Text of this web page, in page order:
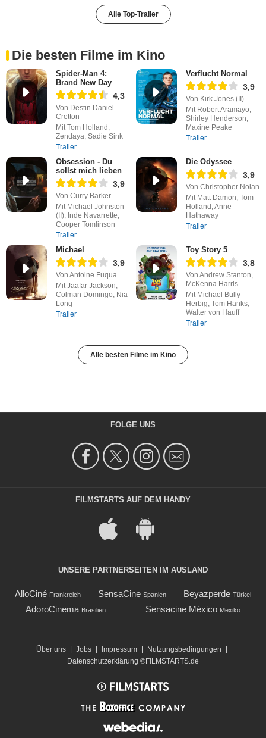
Alle Top-Trailer
Die besten Filme im Kino
Spider-Man 4:
Brand New Day
4,3
Von Destin Daniel
Cretton
Mit Tom Holland,
Zendaya, Sadie Sink
Trailer
Verflucht Normal
3,9
Von Kirk Jones (II)
Mit Robert Aramayo,
Shirley Henderson,
Maxine Peake
Trailer
Obsession - Du
sollst mich lieben
3,9
Von Curry Barker
Mit Michael Johnston
(II), Inde Navarrette,
Cooper Tomlinson
Trailer
Die Odyssee
3,9
Von Christopher Nolan
Mit Matt Damon, Tom
Holland, Anne
Hathaway
Trailer
Michael
3,9
Von Antoine Fuqua
Mit Jaafar Jackson,
Colman Domingo, Nia
Long
Trailer
Toy Story 5
3,8
Von Andrew Stanton,
McKenna Harris
Mit Michael Bully
Herbig, Tom Hanks,
Walter von Hauff
Trailer
Alle besten Filme im Kino
FOLGE UNS
FILMSTARTS AUF DEM HANDY
UNSERE PARTNERSEITEN IM AUSLAND
AlloCiné Frankreich SensaCine Spanien Beyazperde Türkei
AdoroCinema Brasilien Sensacine México Mexiko
Über uns | Jobs | Impressum | Nutzungsbedingungen
|
Datenschutzerklärung ©FILMSTARTS.de